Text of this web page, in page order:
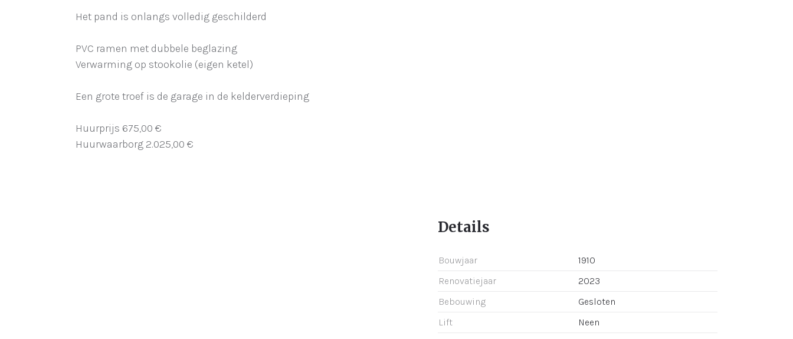
Het pand is onlangs volledig geschilderd
PVC ramen met dubbele beglazing
Verwarming op stookolie (eigen ketel)
Een grote troef is de garage in de kelderverdieping
Huurprijs 675,00 €
Huurwaarborg 2.025,00 €
Details
Bouwjaar
1910
Renovatiejaar
2023
Bebouwing
Gesloten
Lift
Neen